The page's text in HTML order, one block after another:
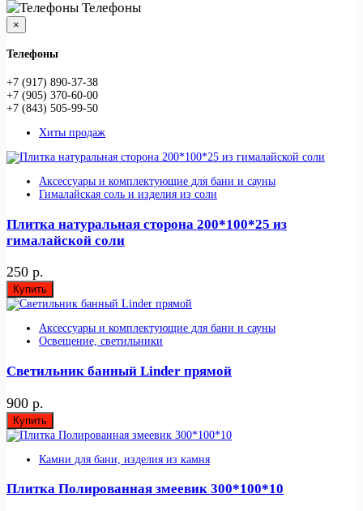
Телефоны
×
Телефоны
+7 (917) 890-37-38
+7 (905) 370-60-00
+7 (843) 505-99-50
Хиты продаж
Аксессуары и комплектующие для бани и сауны
Гималайская соль и изделия из соли
Плитка натуральная сторона 200*100*25 из
гималайской соли
250 р.
Купить
Аксессуары и комплектующие для бани и сауны
Освещение, светильники
Светильник банный Linder прямой
900 р.
Купить
Камни для бани, изделия из камня
Плитка Полированная змеевик 300*100*10